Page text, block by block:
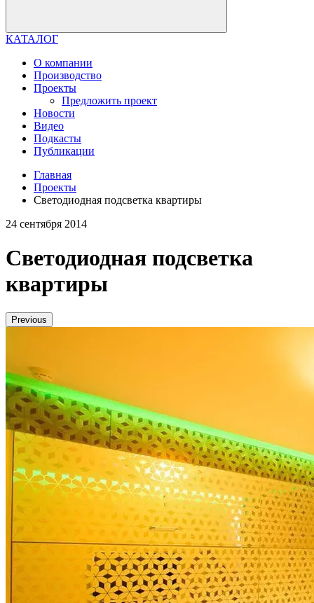
КАТАЛОГ
О компании
Производство
Проекты
Предложить проект
Новости
Видео
Подкасты
Публикации
Главная
Проекты
Светодиодная подсветка квартиры
24 сентября 2014
Светодиодная подсветка
квартиры
Previous